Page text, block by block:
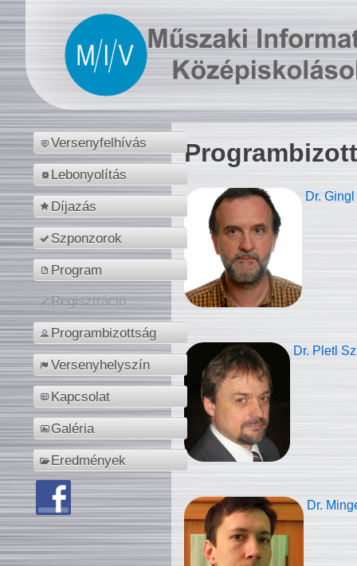
Versenyfelhívás
Lebonyolítás
Díjazás
Szponzorok
Program
Regisztráció
Programbizottság
Versenyhelyszín
Kapcsolat
Galéria
Eredmények
Dr.
Dr. Pletl
Dr.